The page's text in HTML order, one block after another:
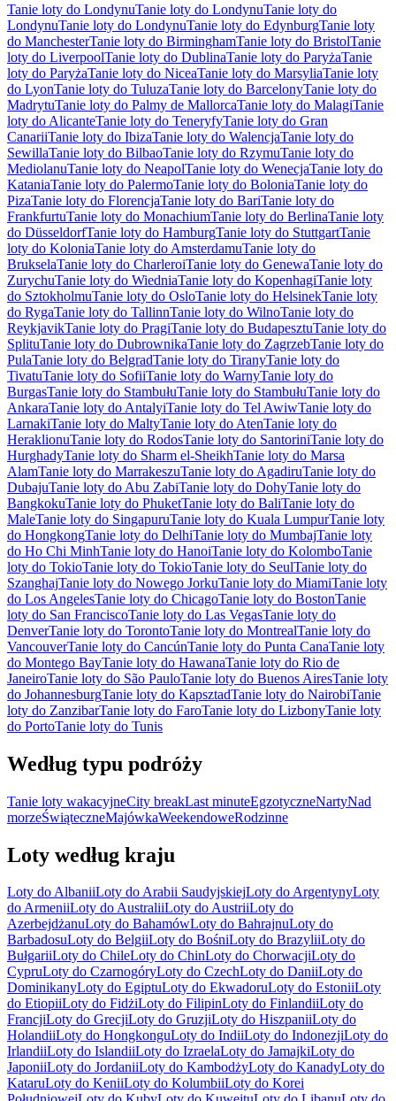
Tanie loty do LondynuTanie loty do LondynuTanie loty do
LondynuTanie loty do LondynuTanie loty do EdynburgTanie loty
do ManchesterTanie loty do BirminghamTanie loty do BristolTanie
loty do LiverpoolTanie loty do DublinaTanie loty do ParyżaTanie
loty do ParyżaTanie loty do NiceaTanie loty do MarsyliaTanie loty
do LyonTanie loty do TuluzaTanie loty do BarcelonyTanie loty do
MadrytuTanie loty do Palmy de MallorcaTanie loty do MalagiTanie
loty do AlicanteTanie loty do TeneryfyTanie loty do Gran
CanariiTanie loty do IbizaTanie loty do WalencjaTanie loty do
SewillaTanie loty do BilbaoTanie loty do RzymuTanie loty do
MediolanuTanie loty do NeapolTanie loty do WenecjaTanie loty do
KataniaTanie loty do PalermoTanie loty do BoloniaTanie loty do
PizaTanie loty do FlorencjaTanie loty do BariTanie loty do
FrankfurtuTanie loty do MonachiumTanie loty do BerlinaTanie loty
do DüsseldorfTanie loty do HamburgTanie loty do StuttgartTanie
loty do KoloniaTanie loty do AmsterdamuTanie loty do
BrukselaTanie loty do CharleroiTanie loty do GenewaTanie loty do
ZurychuTanie loty do WiedniaTanie loty do KopenhagiTanie loty
do SztokholmuTanie loty do OsloTanie loty do HelsinekTanie loty
do RygaTanie loty do TallinnTanie loty do WilnoTanie loty do
ReykjavikTanie loty do PragiTanie loty do BudapesztuTanie loty do
SplituTanie loty do DubrownikaTanie loty do ZagrzebTanie loty do
PulaTanie loty do BelgradTanie loty do TiranyTanie loty do
TivatuTanie loty do SofiiTanie loty do WarnyTanie loty do
BurgasTanie loty do StambułuTanie loty do StambułuTanie loty do
AnkaraTanie loty do AntalyiTanie loty do Tel AwiwTanie loty do
LarnakiTanie loty do MaltyTanie loty do AtenTanie loty do
HeraklionuTanie loty do RodosTanie loty do SantoriniTanie loty do
HurghadyTanie loty do Sharm el-SheikhTanie loty do Marsa
AlamTanie loty do MarrakeszuTanie loty do AgadiruTanie loty do
DubajuTanie loty do Abu ZabiTanie loty do DohyTanie loty do
BangkokuTanie loty do PhuketTanie loty do BaliTanie loty do
MaleTanie loty do SingapuruTanie loty do Kuala LumpurTanie loty
do HongkongTanie loty do DelhiTanie loty do MumbajTanie loty
do Ho Chi MinhTanie loty do HanoiTanie loty do KolomboTanie
loty do TokioTanie loty do TokioTanie loty do SeulTanie loty do
SzanghajTanie loty do Nowego JorkuTanie loty do MiamiTanie loty
do Los AngelesTanie loty do ChicagoTanie loty do BostonTanie
loty do San FranciscoTanie loty do Las VegasTanie loty do
DenverTanie loty do TorontoTanie loty do MontrealTanie loty do
VancouverTanie loty do CancúnTanie loty do Punta CanaTanie loty
do Montego BayTanie loty do HawanaTanie loty do Rio de
JaneiroTanie loty do São PauloTanie loty do Buenos AiresTanie loty
do JohannesburgTanie loty do KapsztadTanie loty do NairobiTanie
loty do ZanzibarTanie loty do FaroTanie loty do LizbonyTanie loty
do PortoTanie loty do Tunis
Według typu podróży
Tanie loty wakacyjneCity breakLast minuteEgzotyczneNartyNad
morzeŚwiąteczneMajówkaWeekendoweRodzinne
Loty według kraju
Loty do AlbaniiLoty do Arabii SaudyjskiejLoty do ArgentynyLoty
do ArmeniiLoty do AustraliiLoty do AustriiLoty do
AzerbejdżanuLoty do BahamówLoty do BahrajnuLoty do
BarbadosuLoty do BelgiiLoty do BośniLoty do BrazyliiLoty do
BułgariiLoty do ChileLoty do ChinLoty do ChorwacjiLoty do
CypruLoty do CzarnogóryLoty do CzechLoty do DaniiLoty do
DominikanyLoty do EgiptuLoty do EkwadoruLoty do EstoniiLoty
do EtiopiiLoty do FidżiLoty do FilipinLoty do FinlandiiLoty do
FrancjiLoty do GrecjiLoty do GruzjiLoty do HiszpaniiLoty do
HolandiiLoty do HongkonguLoty do IndiiLoty do IndonezjiLoty do
IrlandiiLoty do IslandiiLoty do IzraelaLoty do JamajkiLoty do
JaponiiLoty do JordaniiLoty do KambodżyLoty do KanadyLoty do
KataruLoty do KeniiLoty do KolumbiiLoty do Korei